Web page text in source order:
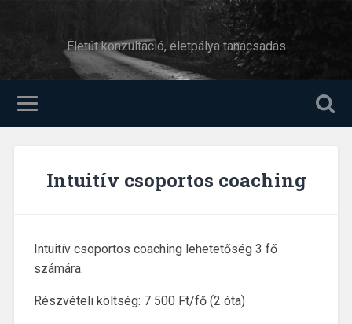
Életút konzultáció, életpálya tanácsadás
Intuitív csoportos coaching
Intuitív csoportos coaching lehetetőség 3 fő
számára.
Részvételi költség: 7 500 Ft/fő (2 óta)